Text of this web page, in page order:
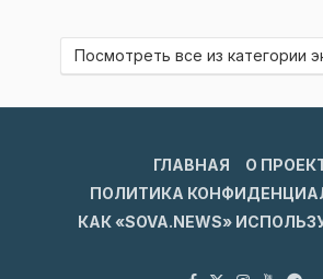
Посмотреть все из категории
ГЛАВНАЯ
О
ПОЛИТИКА
КАК «SOVA.NEWS»